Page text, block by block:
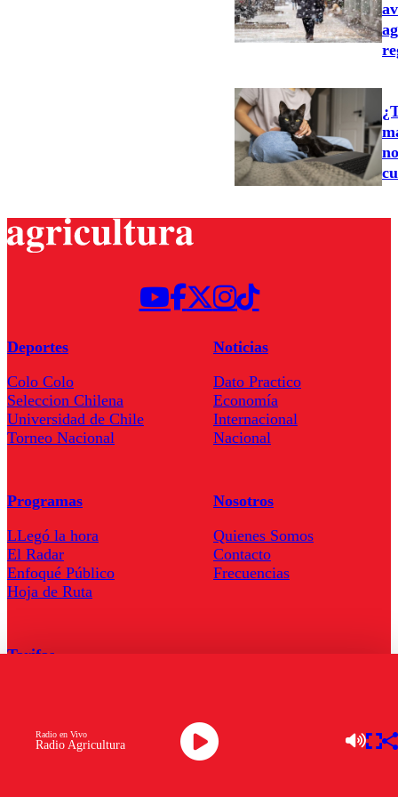
Radio Agricultura
Radio en Vivo
Deportes
Colo Colo
Seleccion Chilena
Universidad de Chile
Torneo Nacional
Noticias
Dato Practico
Economía
Internacional
Nacional
Programas
LLegó la hora
El Radar
Enfoqué Público
Hoja de Ruta
Nosotros
Quienes Somos
Contacto
Frecuencias
Tarifas